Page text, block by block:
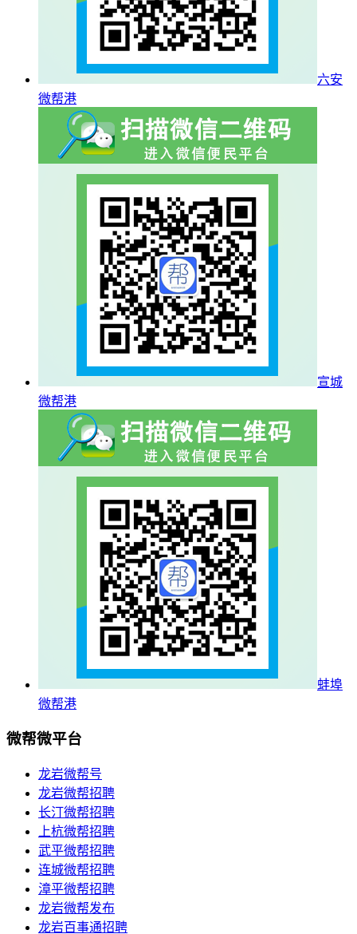
六安
微帮港
宣城
微帮港
蚌埠
微帮港
微帮微平台
龙岩微帮号
龙岩微帮招聘
长汀微帮招聘
上杭微帮招聘
武平微帮招聘
连城微帮招聘
漳平微帮招聘
龙岩微帮发布
龙岩百事通招聘